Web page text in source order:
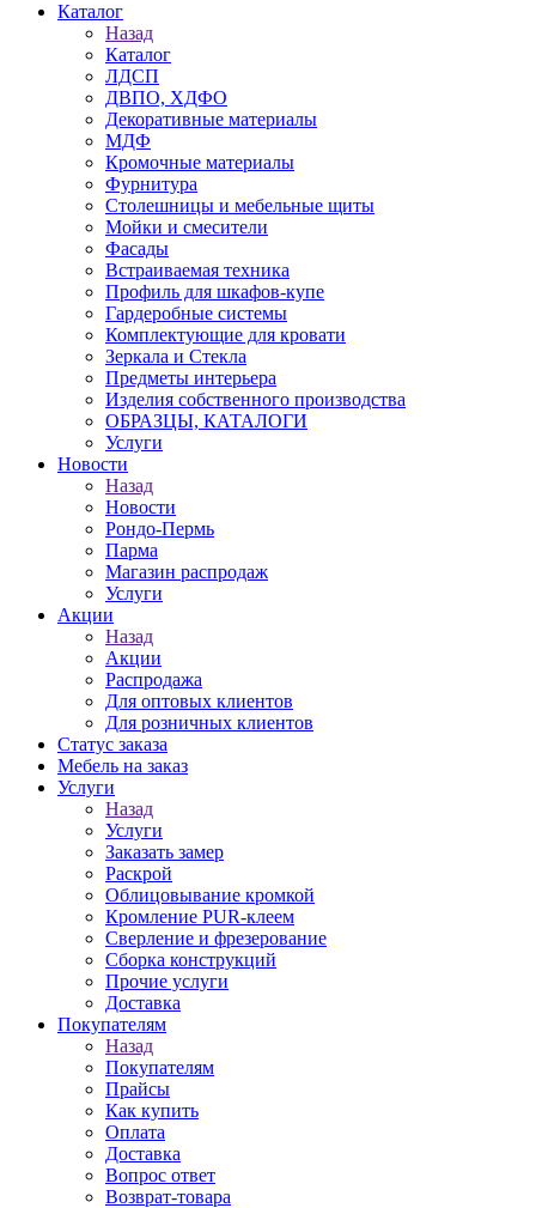
Каталог
Назад
Каталог
ЛДСП
ДВПО, ХДФО
Декоративные материалы
МДФ
Кромочные материалы
Фурнитура
Столешницы и мебельные щиты
Мойки и смесители
Фасады
Встраиваемая техника
Профиль для шкафов-купе
Гардеробные системы
Комплектующие для кровати
Зеркала и Стекла
Предметы интерьера
Изделия собственного производства
ОБРАЗЦЫ, КАТАЛОГИ
Услуги
Новости
Назад
Новости
Рондо-Пермь
Парма
Магазин распродаж
Услуги
Акции
Назад
Акции
Распродажа
Для оптовых клиентов
Для розничных клиентов
Статус заказа
Мебель на заказ
Услуги
Назад
Услуги
Заказать замер
Раскрой
Облицовывание кромкой
Кромление PUR-клеем
Сверление и фрезерование
Сборка конструкций
Прочие услуги
Доставка
Покупателям
Назад
Покупателям
Прайсы
Как купить
Оплата
Доставка
Вопрос ответ
Возврат-товара